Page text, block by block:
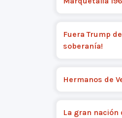
Fuera Trump
soberanía!
Hermanos de
La gran